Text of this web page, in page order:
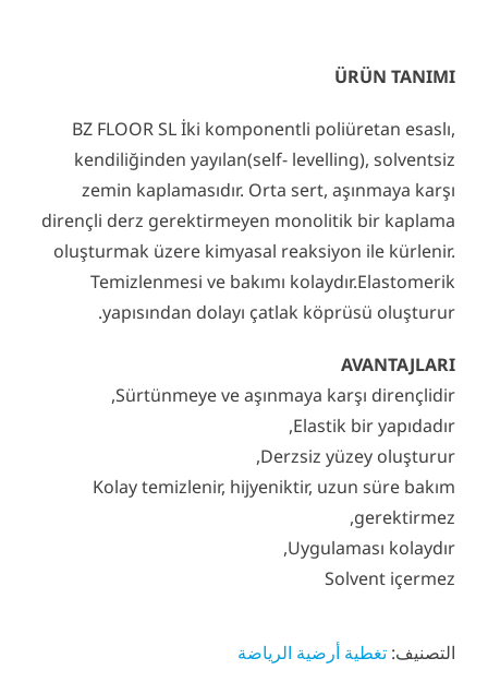
ÜRÜN TANIMI
BZ FLOOR SL İki komponentli poliüretan esaslı,
kendiliğinden yayılan(self- levelling), solventsiz
zemin kaplamasıdır. Orta sert, aşınmaya karşı
dirençli derz gerektirmeyen monolitik bir kaplama
oluşturmak üzere kimyasal reaksiyon ile kürlenir.
Temizlenmesi ve bakımı kolaydır.Elastomerik
yapısından dolayı çatlak köprüsü oluşturur.
AVANTAJLARI
Sürtünmeye ve aşınmaya karşı dirençlidir,
Elastik bir yapıdadır,
Derzsiz yüzey oluşturur,
Kolay temizlenir, hijyeniktir, uzun süre bakım
gerektirmez,
Uygulaması kolaydır,
Solvent içermez
التصنيف: تغطية أرضية الرياضة